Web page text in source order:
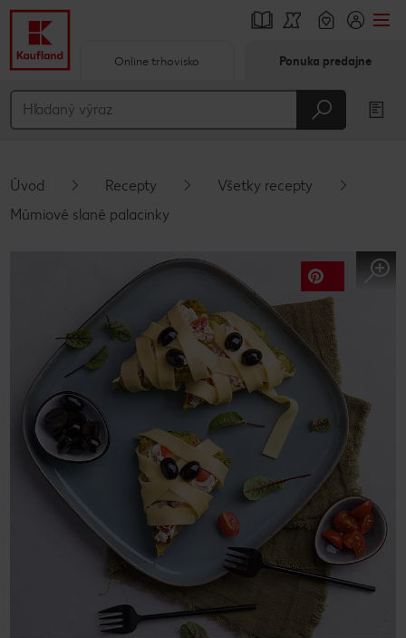
Hlavný obsah
Vyskakovací bočný panel
Online trhovisko Ponuka predajne
Úvod Recepty
Všetky recepty
Múmiové slané palacinky